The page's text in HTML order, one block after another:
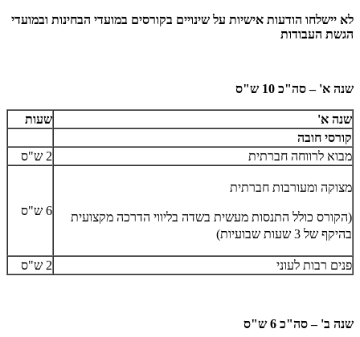
לא יישלחו הודעות אישיות על שינויים בקורסים במועדי הבחינות ובמועדי
הגשת העבודות
שנה א' – סה"כ 10 ש"ס
שנה א'
שעות
קורסי חובה
מבוא לרווחה חברתית
2 ש"ס
מצוקה ומעורבות חברתית
(הקורס כולל התנסות מעשית בשדה בליווי הדרכה מקצועית
בהיקף של 3 שעות שבועיות)
6 ש"ס
פנים רבות לעוני 2 ש"ס
שנה ב' – סה"כ 6 ש"ס